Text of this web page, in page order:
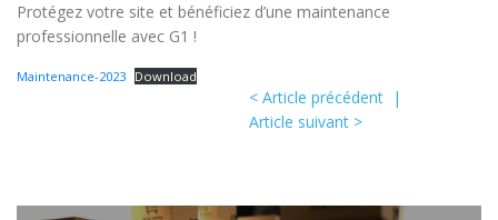
Protégez votre site et bénéficiez d’une maintenance
professionnelle avec G1 !
Maintenance-2023 Download
< Article précédent |
Article suivant >